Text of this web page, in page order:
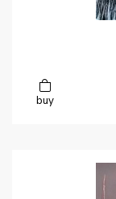
buy